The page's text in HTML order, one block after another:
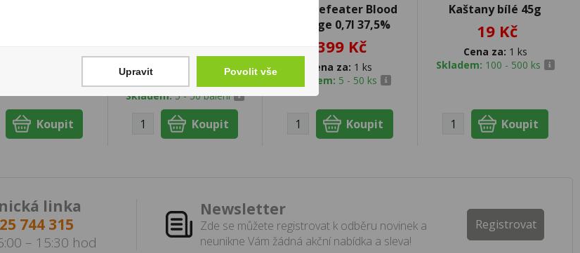
300 Kč
Skladem:5 - 50 balení
Gin Beefeater Blood
Orange 0,7l 37,5%
399 Kč
Cena za: 1 ks
Skladem: 5 - 50 ks
Kaštany bílé 45g
19 Kč
Cena za: 1 ks
Skladem: 100 - 500 ks
linka
744 315
– 15:30 hod
Newsletter
Zde se můžete registrovat k odběru novinek a
neunikne Vám žádná akční nabídka a sleva!
Registrovat
Upravit Povolit vše